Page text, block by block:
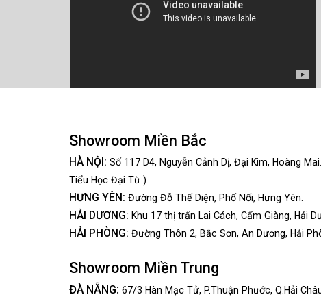
Showroom Miền Bắc
HÀ NỘI: Số 117 D4, Nguyễn Cảnh Dị, Đại Kim, Hoàng
Tiểu Học Đại Từ )
HƯNG YÊN: Đường Đỗ Thế Diện, Phố Nối, Hưng Yên.
HẢI DƯƠNG: Khu 17 thị trấn Lai Cách, Cẩm Giàng, Hải
HẢI PHÒNG: Đường Thôn 2, Bắc Sơn, An Dương, Hải
Showroom Miền Trung
ĐÀ NẴNG: 67/3 Hàn Mạc Tử, P.Thuận Phước, Q.Hải